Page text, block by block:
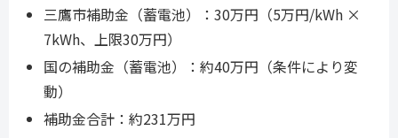
三鷹市補助金（蓄電池）：30万円（5万円/kWh ×
7kWh、上限30万円）
国の補助金（蓄電池）：約40万円（条件により変
動）
補助金合計：約231万円